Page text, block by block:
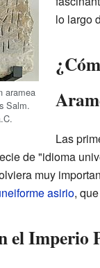
aramea
Salm.
lo largo
Las
de "idioma
muy
asirio,
el Imperio